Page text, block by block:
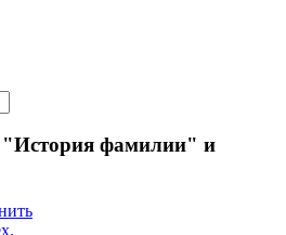
фамилии" и